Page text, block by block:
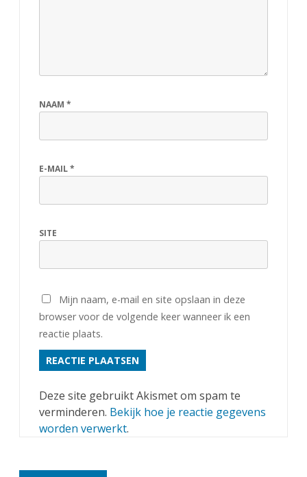
NAAM *
E-MAIL*
SITE
Mijn naam, e-mail en site opslaan in deze
browser voor de volgende keer wanneer ik een
reactie plaats.
Deze site gebruikt Akismet om spam te
verminderen. Bekijk hoe je reactie gegevens
worden verwerkt.